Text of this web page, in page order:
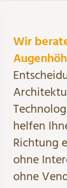
Wir
helfen
Richtung
ohne
ohne